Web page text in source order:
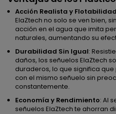
Acción Realista y
ElaZtech no solo se ven bien,
acción en el agua que imita
naturales, aumentando su
Durabilidad Sin Igual:
daños, los señuelos ElaZtech
duraderos, lo que significa
con el mismo señuelo sin
constantemente.
Economía y Rendimiento: Al
señuelos ElaZtech te ahorran